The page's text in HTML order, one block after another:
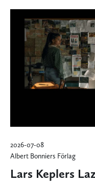
2026-07-08
Albert Bonniers Förlag
Lars Keplers